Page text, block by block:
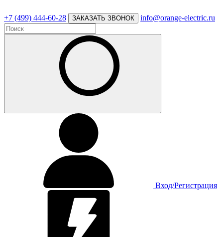
+7 (499) 444-60-28 ЗАКАЗАТЬ ЗВОНОК info@orange-electric.ru
Вход/Регистрация